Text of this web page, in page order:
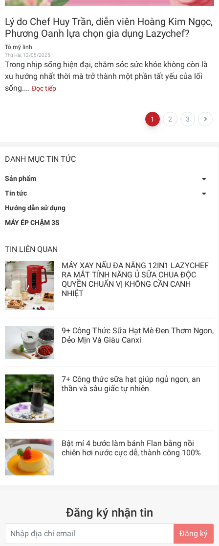
DANH MỤC TIN TỨC
Sản phẩm
Tin tức
Hướng dẫn sử dụng
MÁY ÉP CHẬM 3S
TIN LIÊN QUAN
MÁY XAY NẤU ĐA NĂNG 12IN1 LAZYCHEF
RA MẮT TÍNH NĂNG Ủ SỮA CHUA ĐỘC
QUYỀN CHUẨN VỊ KHÔNG CẦN CANH
NHIỆT
9+ Công Thức Sữa Hạt Mè Đen Thơm Ngon,
Dẻo Mịn Và Giàu Canxi
7+ Công thức sữa hạt giúp ngủ ngon, an
thần và sâu giấc tự nhiên
Bật mí 4 bước làm bánh Flan bằng nồi
chiên hơi nước cực dễ, thành công 100%
Lý do Chef Huy Trần, diễn viên Hoàng Kim Ngọc,
Phương Oanh lựa chọn gia dụng Lazychef?
Tô mỹ linh
Thứ Hai, 12/05/2025
Trong nhịp sống hiện đại, chăm sóc sức khỏe không còn là
xu hướng nhất thời mà trở thành một phần tất yếu của lối
sống.... Đọc tiếp
1 2 3
Đăng ký nhận tin
Đăng ký